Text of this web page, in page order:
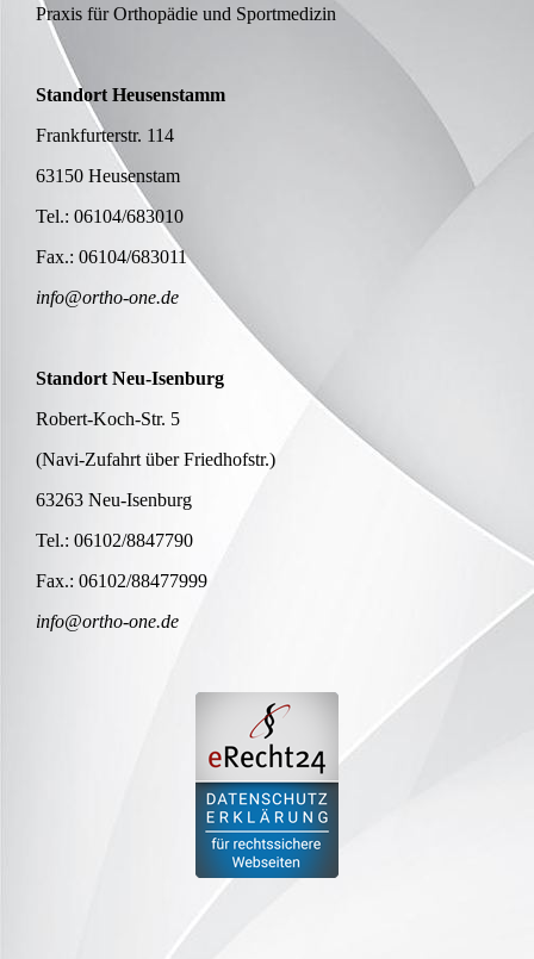
Praxis für Orthopädie und Sportmedizin
Standort Heusenstamm
Frankfurterstr. 114
63150 Heusenstam
Tel.: 06104/683010
Fax.: 06104/683011
info@ortho-one.de
Standort Neu-Isenburg
Robert-Koch-Str. 5
(Navi-Zufahrt über Friedhofstr.)
63263 Neu-Isenburg
Tel.: 06102/8847790
Fax.: 06102/88477999
info@ortho-one.de